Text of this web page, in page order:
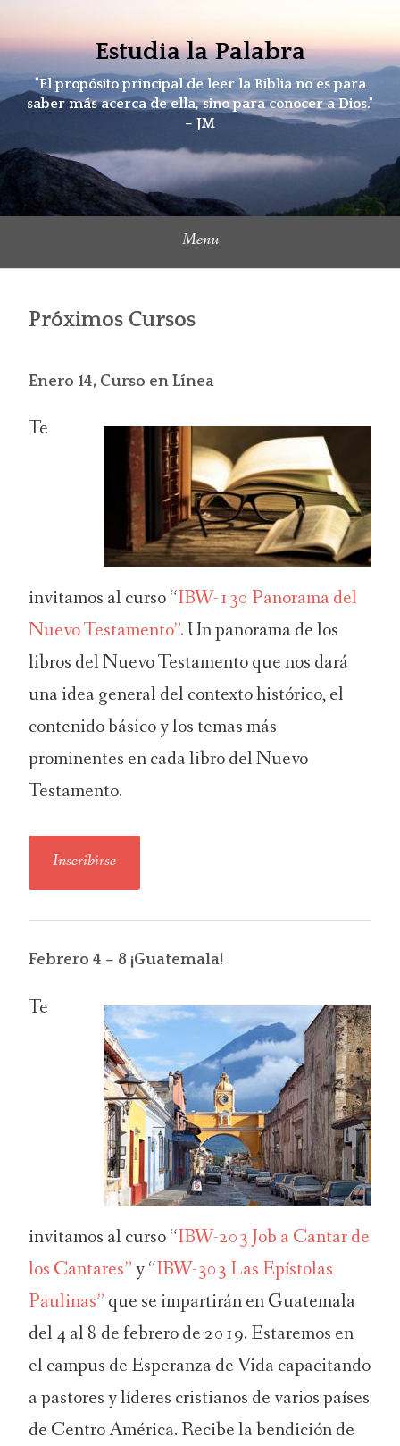
to
content
Estudia la Palabra
"El propósito principal de leer la Biblia no es para
saber más acerca de ella, sino para conocer a Dios."
– JM
Menu
Próximos Cursos
Enero 14, Curso en Línea
Te
invitamos al curso “IBW-130 Panorama del
Nuevo Testamento”.Un panorama de los
libros del Nuevo Testamento que nos dará
una idea general del contexto histórico, el
contenido básico y los temas más
prominentes en cada libro del Nuevo
Testamento.
Inscribirse
Febrero 4 – 8 ¡Guatemala!
Te
invitamos al curso “IBW-203 Job a Cantar de
los Cantares”y “IBW-303 Las Epístolas
Paulinas” que se impartirán en Guatemala
del 4 al 8 de febrero de 2019. Estaremos en
el campus de Esperanza de Vida capacitando
a pastores y líderes cristianos de varios países
de Centro América. Recibe la bendición de